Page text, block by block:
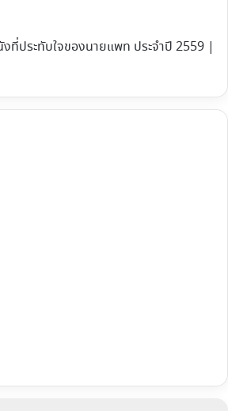
ที่ประทับใจของนายแพท ประจำปี 2559 |